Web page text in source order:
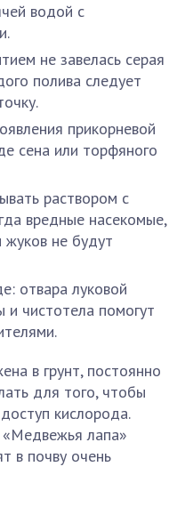
водой с
не завелась серая
полива следует
прикорневой
сена или торфяного
раствором с
вредные насекомые,
жуков не будут
отвара луковой
и чистотела помогут
в грунт, постоянно
для того, чтобы
кислорода.
лапа»
в почву очень